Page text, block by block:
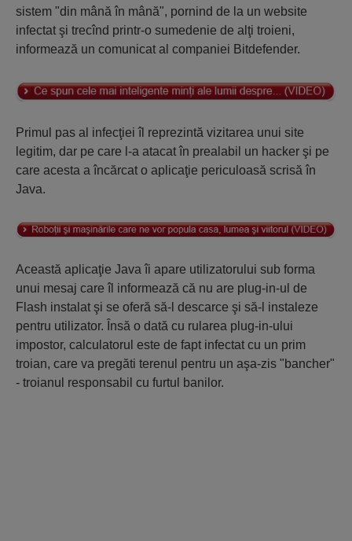
sistem "din mână în mână", pornind de la un website
infectat şi trecînd printr-o sumedenie de alţi troieni,
informează un comunicat al companiei Bitdefender.
Primul pas al infecţiei îl reprezintă vizitarea unui site
legitim, dar pe care l-a atacat în prealabil un hacker şi pe
care acesta a încărcat o aplicaţie periculoasă scrisă în
Java.
Această aplicaţie Java îi apare utilizatorului sub forma
unui mesaj care îl informează că nu are plug-in-ul de
Flash instalat şi se oferă să-l descarce şi să-l instaleze
pentru utilizator. Însă o dată cu rularea plug-in-ului
impostor, calculatorul este de fapt infectat cu un prim
troian, care va pregăti terenul pentru un aşa-zis "bancher"
- troianul responsabil cu furtul banilor.